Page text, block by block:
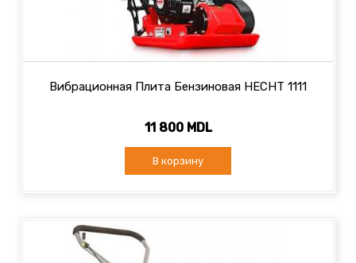
Вибрационная Плита Бензиновая HECHT 1111
11 800 MDL
В корзину